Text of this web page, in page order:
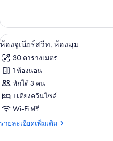
หรือ
ทวิน,
วิว
คลอง
เกี่ยว
กับ
ห้อง
ลัก
ซ์
ดับเบิล
หรือ
ทวิ
น,
วิว
คลอง
เปิด
ภาพถ่าย
ทั้งหมด
ของ
ห้อง
จู
เนียร์
7
ห้องจูเนียร์สวีท, ห้องมุม
30 ตารางเมตร
1 ห้องนอน
พักได้ 3 คน
1 เตียงควีนไซส์
Wi-Fi ฟรี
รายละเอียดเพิ่มเติม
ราย